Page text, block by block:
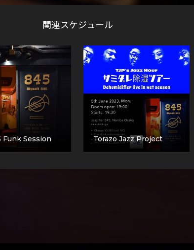
関連スケジュール
Funk Session Torazo Jazz Project